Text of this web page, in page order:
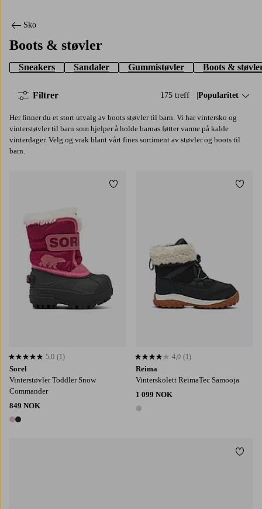
Sko
Boots & støvler
Sneakers Sandaler Gummistøvler Boots &
175 treff Sorter på:
Popularitet
Filtrer
Her finner du et stort utvalg av boots støvler til barn. Vi har vintersko og
vinterstøvler til barn som hjelper å holde barnas føtter varme på kalde
vinterdager. Velg og vrak blant vårt fines sortiment av støvler og boots til
barn.
Sorel
Vinterstøvler Toddler Snow
Commander
849 NOK
2 farger
5,0 basert på 1 karaktergivninger
5,0 (1)
Legg til favoritter
Reima
Vinterskolett ReimaTec Samooja
1 099 NOK
1 farge
4,0 basert på 1 karaktergivninger
4,0 (1)